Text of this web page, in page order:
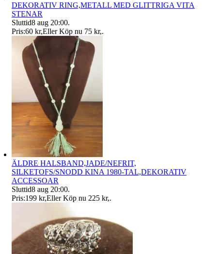
DEKORATIV RING,METALL MED GLITTRIGA VITA
STENAR
Sluttid8 aug 20:00.
Pris:60 kr,Eller Köp nu 75 kr,.
ÄLDRE HALSBAND,JADE/NEFRIT,
SILKETOFS/SNODD KINA 1980-TAL,DEKORATIV
ACCESSOAR
Sluttid8 aug 20:00.
Pris:199 kr,Eller Köp nu 225 kr,.